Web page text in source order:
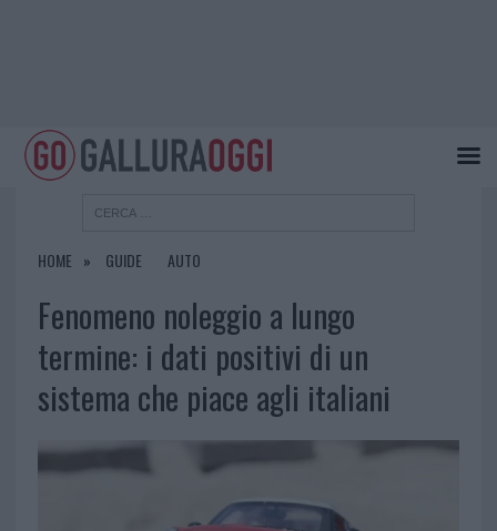
HOME GUIDE AUTO
Fenomeno noleggio a lungo
termine: i dati positivi di un
sistema che piace agli italiani